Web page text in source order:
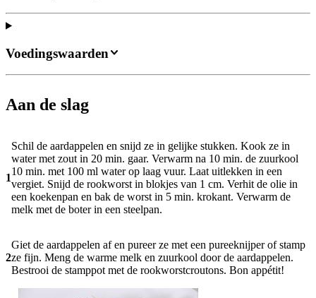
Aan de slag
1
Schil de aardappelen en snijd ze in gelijke stukken. Kook ze in
water met zout in 20 min. gaar. Verwarm na 10 min. de zuurkool
10 min. met 100 ml water op laag vuur. Laat uitlekken in een
vergiet. Snijd de rookworst in blokjes van 1 cm. Verhit de olie in
een koekenpan en bak de worst in 5 min. krokant. Verwarm de
melk met de boter in een steelpan.
2
Giet de aardappelen af en pureer ze met een pureeknijper of stamp
ze fijn. Meng de warme melk en zuurkool door de aardappelen.
Bestrooi de stamppot met de rookworstcroutons. Bon appétit!
Voedingswaarden